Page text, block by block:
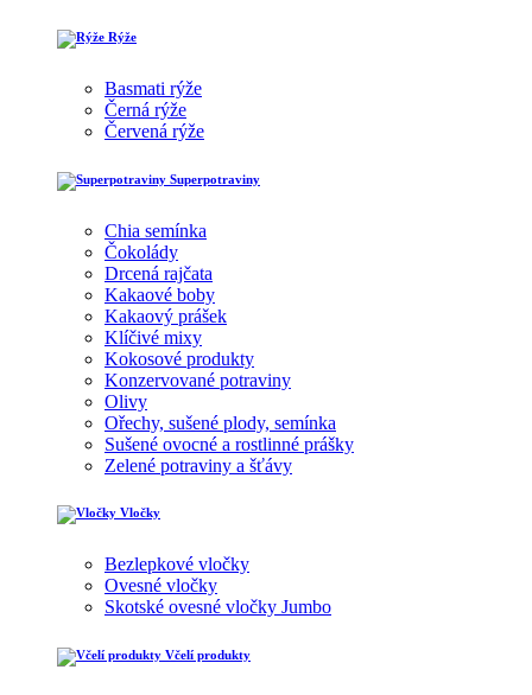
Rýže
Basmati rýže
Černá rýže
Červená rýže
Superpotraviny
Chia semínka
Čokolády
Drcená rajčata
Kakaové boby
Kakaový prášek
Klíčivé mixy
Kokosové produkty
Konzervované potraviny
Olivy
Ořechy, sušené plody, semínka
Sušené ovocné a rostlinné prášky
Zelené potraviny a šťávy
Vločky
Bezlepkové vločky
Ovesné vločky
Skotské ovesné vločky Jumbo
Včelí produkty